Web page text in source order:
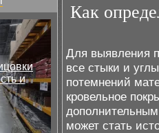
и
Как
Для выявления
все стыки и
потемнений
кровельное
может стать